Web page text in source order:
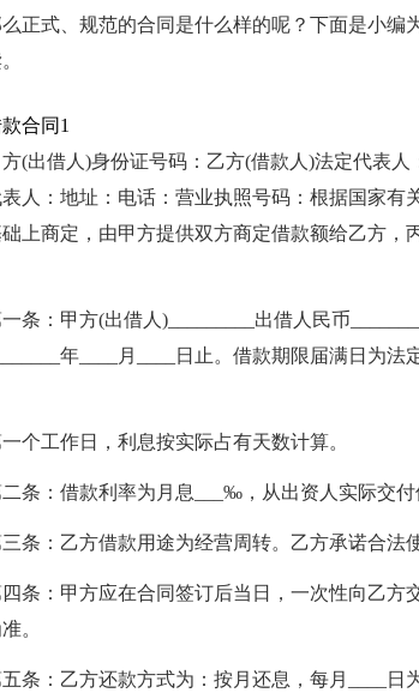
正式、规范的合同是什么样的呢？下面是小编
合同1
方(出借人)身份证号码：乙方(借款人)法定代表
人：地址：电话：营业执照号码：根据国家有
上商定，由甲方提供双方商定借款额给乙方
条：甲方(出借人)_________出借人民币
年____月____日止。借款期限届满日为
个工作日，利息按实际占有天数计算。
条：借款利率为月息___‰，从出资人实际交付
条：乙方借款用途为经营周转。乙方承诺合法
条：甲方应在合同签订后当日，一次性向乙方
。
条：乙方还款方式为：按月还息，每月____日